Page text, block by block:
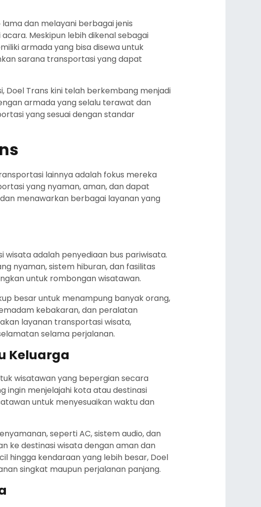
dan melayani berbagai jenis
Meskipun lebih dikenal sebagai
armada yang bisa disewa untuk
sarana transportasi yang dapat
Trans kini telah berkembang menjadi
armada yang selalu terawat dan
yang sesuai dengan standar
lainnya adalah fokus mereka
yang nyaman, aman, dan dapat
menawarkan berbagai layanan yang
adalah penyediaan bus pariwisata.
nyaman, sistem hiburan, dan fasilitas
untuk rombongan wisatawan.
besar untuk menampung banyak orang,
kebakaran, dan peralatan
layanan transportasi wisata,
selama perjalanan.
Keluarga
wisatawan yang bepergian secara
ingin menjelajahi kota atau destinasi
untuk menyesuaikan waktu dan
seperti AC, sistem audio, dan
ke destinasi wisata dengan aman dan
hingga kendaraan yang lebih besar, Doel
singkat maupun perjalanan panjang.